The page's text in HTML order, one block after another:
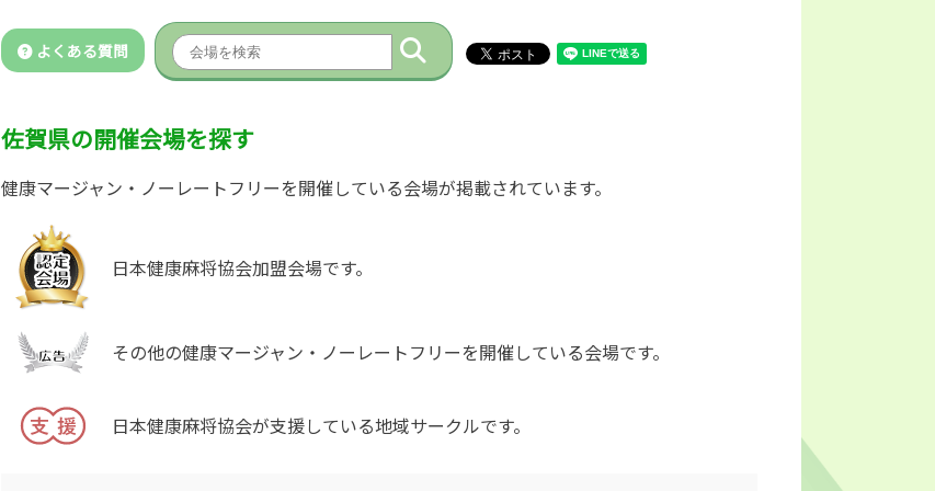
よくある質問
佐賀県の開催会場を探す
健康マージャン・ノーレートフリーを開催している会場が掲載されています。
日本健康麻将協会加盟会場です。
その他の健康マージャン・ノーレートフリーを開催している会場です。
日本健康麻将協会が支援している地域サークルです。